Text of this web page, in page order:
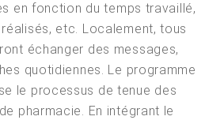
en fonction du temps travaillé,
etc. Localement, tous
échanger des messages,
quotidiennes. Le programme
le processus de tenue des
pharmacie. En intégrant le